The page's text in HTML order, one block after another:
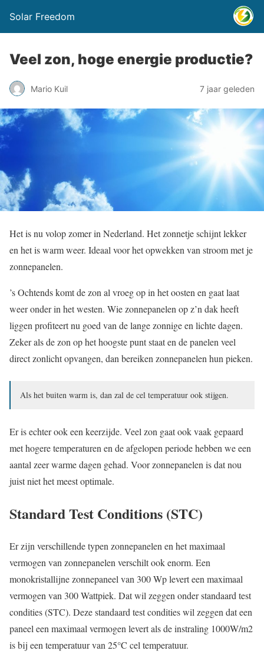
Solar Freedom
Veel zon, hoge energie productie?
Mario Kuil 7 jaar geleden
Het is nu volop zomer in Nederland. Het zonnetje schijnt lekker
en het is warm weer. Ideaal voor het opwekken van stroom met je
zonnepanelen.
’s Ochtends komt de zon al vroeg op in het oosten en gaat laat
weer onder in het westen. Wie zonnepanelen op z’n dak heeft
liggen profiteert nu goed van de lange zonnige en lichte dagen.
Zeker als de zon op het hoogste punt staat en de panelen veel
direct zonlicht opvangen, dan bereiken zonnepanelen hun pieken.
Als het buiten warm is, dan zal de cel temperatuur ook stijgen.
Er is echter ook een keerzijde. Veel zon gaat ook vaak gepaard
met hogere temperaturen en de afgelopen periode hebben we een
aantal zeer warme dagen gehad. Voor zonnepanelen is dat nou
juist niet het meest optimale.
Standard Test Conditions (STC)
Er zijn verschillende typen zonnepanelen en het maximaal
vermogen van zonnepanelen verschilt ook enorm. Een
monokristallijne zonnepaneel van 300 Wp levert een maximaal
vermogen van 300 Wattpiek. Dat wil zeggen onder standaard test
condities (STC). Deze standaard test condities wil zeggen dat een
paneel een maximaal vermogen levert als de instraling 1000W/m2
is bij een temperatuur van 25°C cel temperatuur.